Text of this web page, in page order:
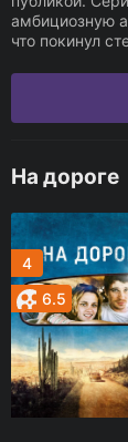
амбициозную
что покинул
На дороге
4
6.5